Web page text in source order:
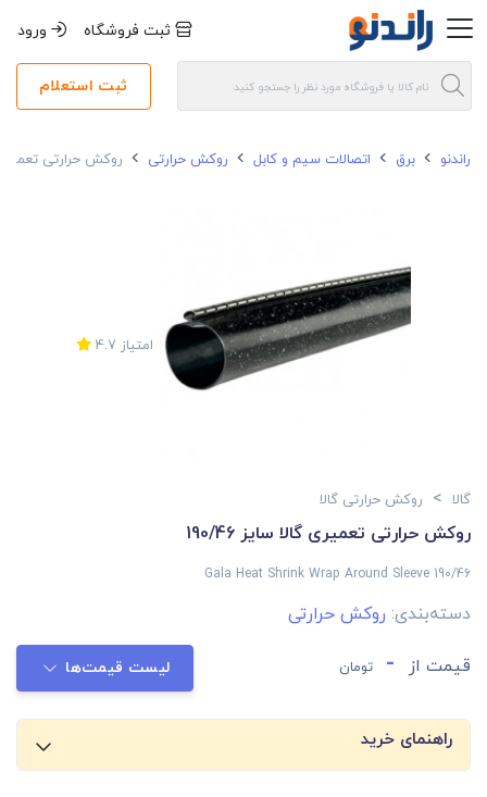
ثبت فروشگاه ورود
ثبت استعلام
راندنو برق اتصالات سیم و کابل روکش حرارتی روکش حرارتی تعمیری
امتیاز 4.7
گالا > روکش حرارتی گالا
روکش حرارتی تعمیری گالا سایز 190/46
Gala Heat Shrink Wrap Around Sleeve 190/46
دسته‌بندی: روکش حرارتی
قیمت از - تومان لیست قیمت‌ها
راهنمای خرید